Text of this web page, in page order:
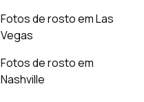
Fotos de rosto em Las
Vegas
Fotos de rosto em
Nashville